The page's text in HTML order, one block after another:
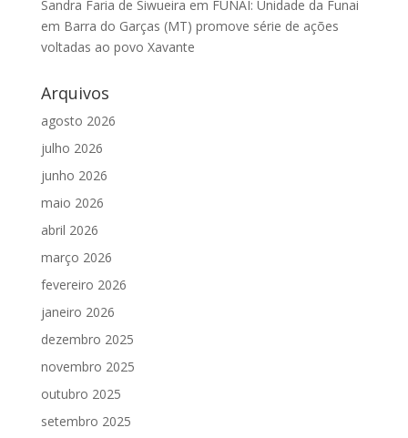
Sandra Faria de Siwueira em FUNAI: Unidade da Funai
em Barra do Garças (MT) promove série de ações
voltadas ao povo Xavante
Arquivos
agosto 2026
julho 2026
junho 2026
maio 2026
abril 2026
março 2026
fevereiro 2026
janeiro 2026
dezembro 2025
novembro 2025
outubro 2025
setembro 2025